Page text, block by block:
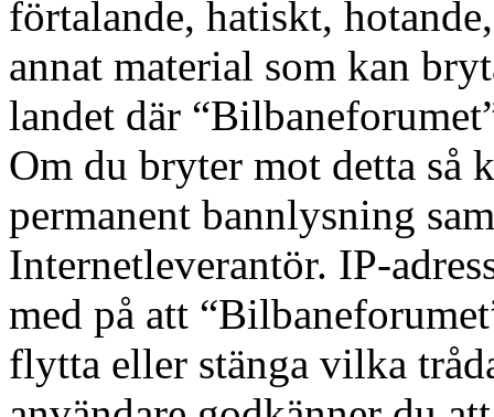
förtalande, hatiskt,
annat material som kan
landet där
Om du bryter mot detta så
permanent bannlysning
Internetleverantör. IP-
med på att
flytta eller stänga vilka